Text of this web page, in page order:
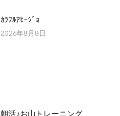
ｶﾗﾌﾙｱﾋｰｼﾞｮ
2026年8月8日
朝活♪お山トレーニング